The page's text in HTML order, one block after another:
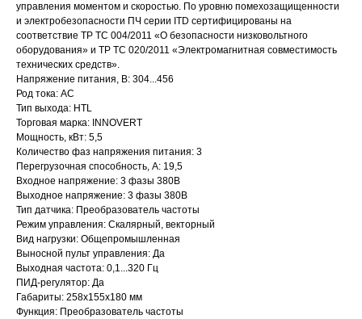
управления моментом и скоростью. По уровню помехозащищенности
и электробезопасности ПЧ серии ITD сертифицированы на
соответствие ТР ТС 004/2011 «О безопасности низковольтного
оборудования» и ТР ТС 020/2011 «Электромагнитная совместимость
технических средств».
Напряжение питания, В: 304...456
Род тока: AC
Тип выхода: HTL
Торговая марка: INNOVERT
Мощность, кВт: 5,5
Количество фаз напряжения питания: 3
Перегрузочная способность, А: 19,5
Входное напряжение: 3 фазы 380В
Выходное напряжение: 3 фазы 380В
Тип датчика: Преобразователь частоты
Режим управления: Скалярный, векторный
Вид нагрузки: Общепромышленная
Выносной пульт управления: Да
Выходная частота: 0,1...320 Гц
ПИД-регулятор: Да
Габариты: 258х155х180 мм
Функция: Преобразователь частоты